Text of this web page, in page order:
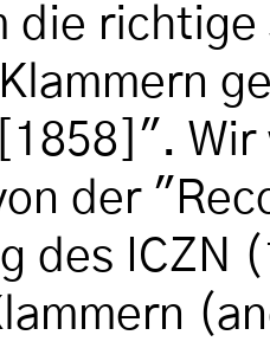
die
Wir
der
des ICZN